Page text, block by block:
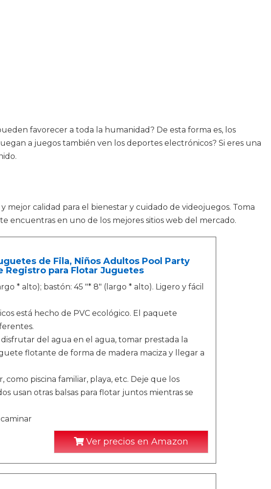
favorecer a toda la humanidad? De esta forma es, los
a juegos también ven los deportes electrónicos? Si eres una
mejor calidad para el bienestar y cuidado de videojuegos. Toma
encuentras en uno de los mejores sitios web del mercado.
de Fila, Niños Adultos Pool Party
Registro para Flotar Juguetes
* alto); bastón: 45 "* 8" (largo * alto). Ligero y fácil
está hecho de PVC ecológico. El paquete
del agua en el agua, tomar prestada la
flotante de forma de madera maciza y llegar a
piscina familiar, playa, etc. Deje que los
usan otras balsas para flotar juntos mientras se
Ver precios en Amazon